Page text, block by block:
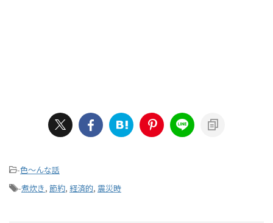
-色～んな話
-煮炊き, 節約, 経済的, 震災時